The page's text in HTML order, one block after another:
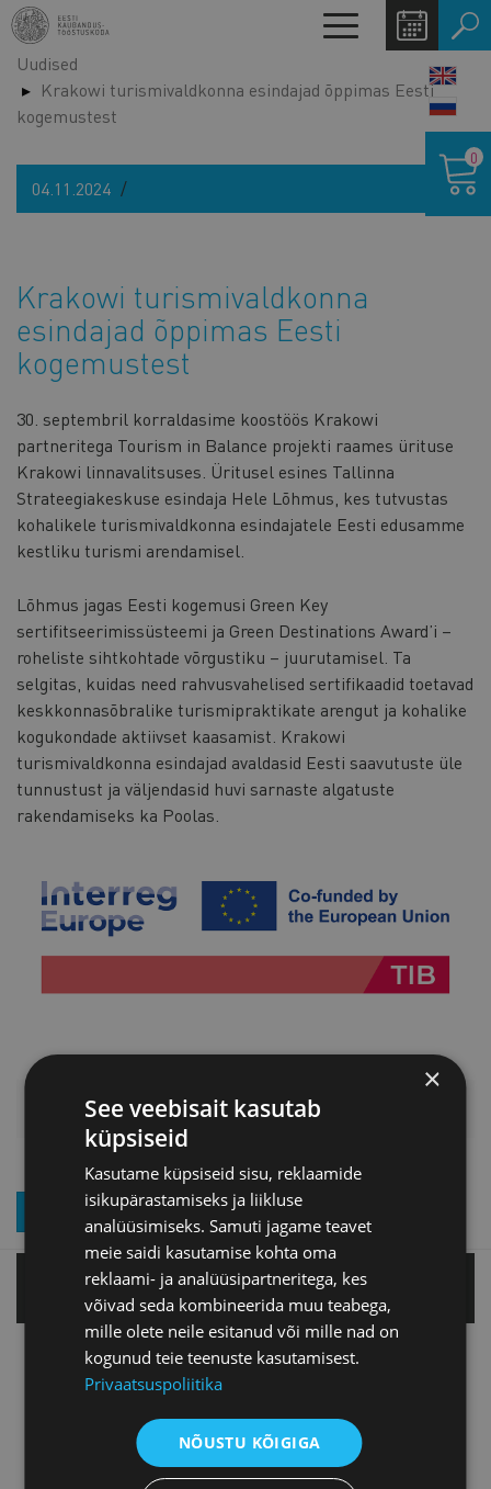
Liigu
edasi
põhisisu
juurde
Toggle
navigation
Uudised
Krakowi turismivaldkonna esindajad õppimas Eesti
kogemustest
04.11.2024
Krakowi turismivaldkonna
esindajad õppimas Eesti
kogemustest
30. septembril korraldasime koostöös Krakowi
partneritega Tourism in Balance projekti raames ürituse
Krakowi linnavalitsuses. Üritusel esines Tallinna
Strateegiakeskuse esindaja Hele Lõhmus, kes tutvustas
kohalikele turismivaldkonna esindajatele Eesti edusamme
kestliku turismi arendamisel.
Lõhmus jagas Eesti kogemusi Green Key
sertifitseerimissüsteemi ja Green Destinations Award’i –
roheliste sihtkohtade võrgustiku – juurutamisel. Ta
selgitas, kuidas need rahvusvahelised sertifikaadid toetavad
keskkonnasõbralike turismipraktikate arengut ja kohalike
kogukondade aktiivset kaasamist. Krakowi
turismivaldkonna esindajad avaldasid Eesti saavutuste üle
tunnustust ja väljendasid huvi sarnaste algatuste
rakendamiseks ka Poolas.
0
LISAINFO
LIITU UUDISKIRJAGA
Tallinnas
Tartu esindus
Pärnu esindus
×
See veebisait kasutab
küpsiseid
Kasutame küpsiseid sisu, reklaamide
isikupärastamiseks ja liikluse
analüüsimiseks. Samuti jagame teavet
meie saidi kasutamise kohta oma
reklaami- ja analüüsipartneritega, kes
võivad seda kombineerida muu teabega,
mille olete neile esitanud või mille nad on
kogunud teie teenuste kasutamisest.
Privaatsuspoliitika
NÕUSTU KÕIGIGA